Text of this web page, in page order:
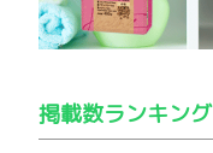
掲載数ランキング